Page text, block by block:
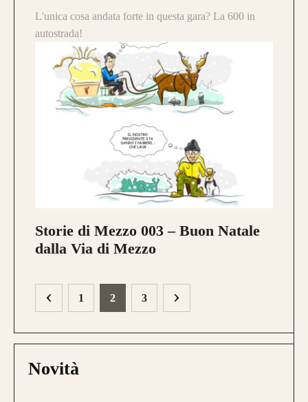
Novità
L'unica cosa andata forte in questa gara? La 600 in
autostrada!
Storie di Mezzo 003 – Buon Natale
dalla Via di Mezzo
1 2 3